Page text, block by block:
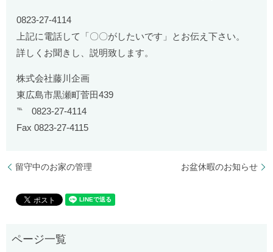
0823-27-4114
上記に電話して「〇〇がしたいです」とお伝え下さい。
詳しくお聞きし、説明致します。
株式会社藤川企画
東広島市黒瀬町菅田439
℡ 0823-27-4114
Fax 0823-27-4115
留守中のお家の管理 お盆休暇のお知らせ